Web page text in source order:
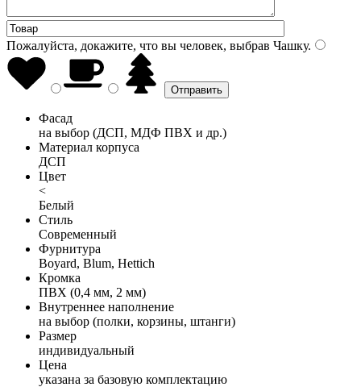
Пожалуйста, докажите, что вы человек, выбрав Чашку.
Фасад
на выбор (ДСП, МДФ ПВХ и др.)
Материал корпуса
ДСП
Цвет
<
Белый
Стиль
Современный
Фурнитура
Boyard, Blum, Hettich
Кромка
ПВХ (0,4 мм, 2 мм)
Внутреннее наполнение
на выбор (полки, корзины, штанги)
Размер
индивидуальный
Цена
указана за базовую комплектацию